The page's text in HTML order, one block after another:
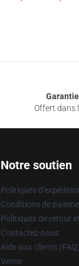
Offert dans
Notre soutien
Politiques
Conditions de
Politiques de retour
Contactez-nous
Aide aux clients (FAQ)
Vente